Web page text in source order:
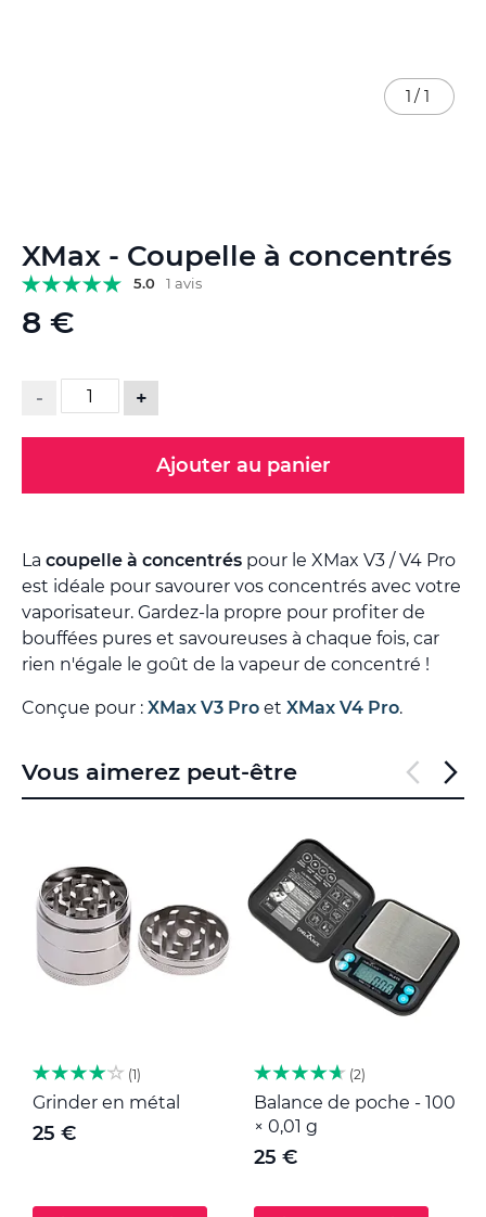
XMax - Coupelle à concentrés
5.0 1 avis
8 €
- +
Ajouter au panier
La coupelle à concentrés pour le XMax V3 / V4 Pro
est idéale pour savourer vos concentrés avec votre
vaporisateur. Gardez-la propre pour profiter de
bouffées pures et savoureuses à chaque fois, car
rien n'égale le goût de la vapeur de concentré !
Conçue pour : XMax V3 Pro et XMax V4 Pro.
1 / 1
to
the
beginning
of
gallery
Vous aimerez peut-être
1
Grinder en métal
25 €
2
Balance de poche - 100
× 0,01 g
25 €